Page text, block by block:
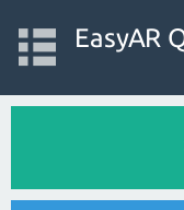
EasyAR